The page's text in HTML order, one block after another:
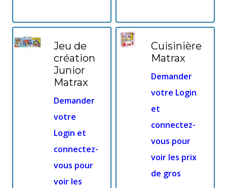
Jeu de
création
Junior
Matrax
Demander
votre
Login et
connectez-
vous pour
voir les
Cuisinière
Matrax
Demander
votre Login
et
connectez-
vous pour
voir les prix
de gros